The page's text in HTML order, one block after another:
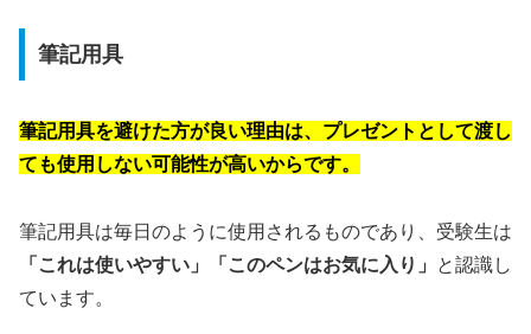
筆記用具
筆記用具を避けた方が良い理由は、プレゼントとして渡し
ても使用しない可能性が高いからです。
筆記用具は毎日のように使用されるものであり、受験生は
「これは使いやすい」「このペンはお気に入り」
と認識し
ています。